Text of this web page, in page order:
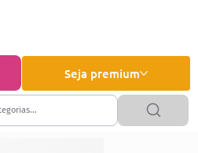
Seja premium